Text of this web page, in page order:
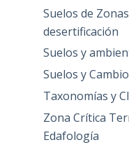
Suelos de
desertificación
Suelos y
Suelos y
Taxonomías y
Zona Crítica
Edafología